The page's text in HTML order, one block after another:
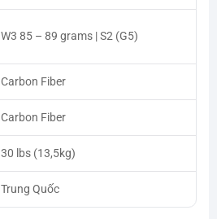
W3 85 – 89 grams | S2 (G5)
Carbon Fiber
Carbon Fiber
30 lbs (13,5kg)
Trung Quốc